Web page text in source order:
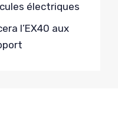
électriques
l’EX40 aux